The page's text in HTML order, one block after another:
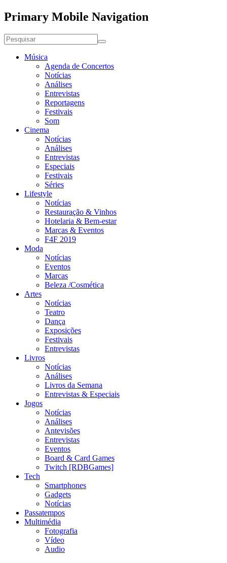
Primary Mobile Navigation
Música
Agenda de Concertos
Notícias
Análises
Entrevistas
Reportagens
Festivais
Som
Cinema
Notícias
Análises
Entrevistas
Especiais
Festivais
Séries
Lifestyle
Notícias
Restauração & Vinhos
Hotelaria & Bem-estar
Marcas & Eventos
F4F 2019
Moda
Notícias
Eventos
Marcas
Beleza /Cosmética
Artes
Notícias
Teatro
Dança
Exposições
Festivais
Entrevistas
Livros
Notícias
Análises
Livros da Semana
Entrevistas & Especiais
Jogos
Notícias
Análises
Antevisões
Entrevistas
Eventos
Board & Card Games
Twitch [RDBGames]
Tech
Smartphones
Gadgets
Notícias
Passatempos
Multimédia
Fotografia
Vídeo
Audio